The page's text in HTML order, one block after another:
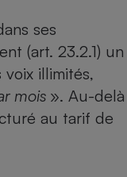
ses
(art. 23.2.1) un
illimités,
mois ». Au-delà
au tarif de
Climatiseur -
Ventilateur
Antivirus
Ventilateur